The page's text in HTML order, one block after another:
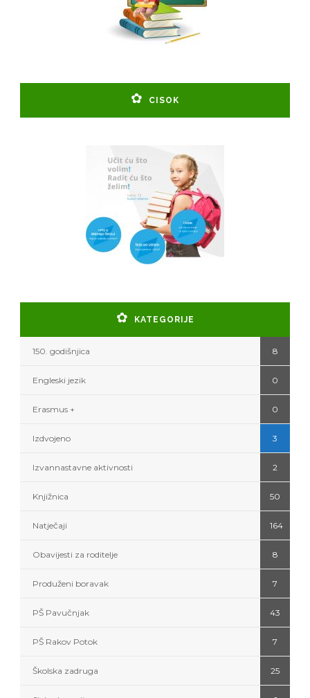
CISOK
KATEGORIJE
150. godišnjica 8
Engleski jezik 0
Erasmus + 0
Izdvojeno 3
Izvannastavne aktivnosti 2
Knjižnica 50
Natječaji 164
Obavijesti za roditelje 8
Produženi boravak 7
PŠ Pavučnjak 43
PŠ Rakov Potok 7
Školska zadruga 25